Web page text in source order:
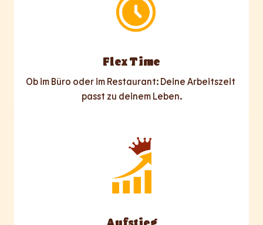
Flex Time
Ob im Büro oder im Restaurant: Deine Arbeitszeit
passt zu deinem Leben.
Aufstieg